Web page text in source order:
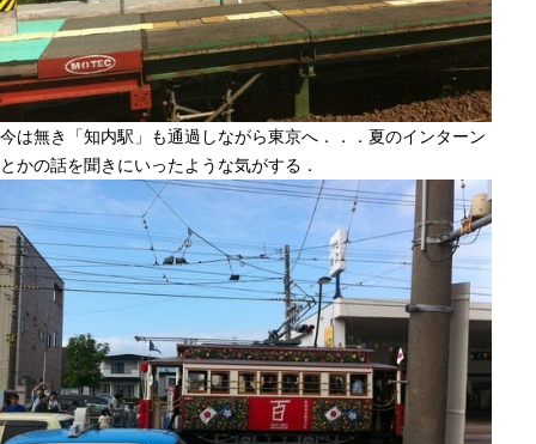
今は無き「知内駅」も通過しながら東京へ．．．夏のインターン
とかの話を聞きにいったような気がする．